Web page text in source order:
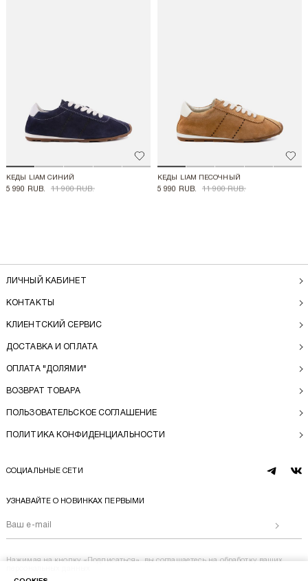
Добавить в избранное
КЕДЫ LIAM СИНИЙ
5 990 RUB. 11 900 RUB.
КЕДЫ LIAM ПЕСОЧНЫЙ
5 990 RUB. 11 900 RUB.
ЛИЧНЫЙ КАБИНЕТ
КОНТАКТЫ
КЛИЕНТСКИЙ СЕРВИС
ДОСТАВКА И ОПЛАТА
ОПЛАТА "ДОЛЯМИ"
ВОЗВРАТ ТОВАРА
ПОЛЬЗОВАТЕЛЬСКОЕ СОГЛАШЕНИЕ
ПОЛИТИКА КОНФИДЕНЦИАЛЬНОСТИ
СОЦИАЛЬНЫЕ СЕТИ
telegram
vk
УЗНАВАЙТЕ О НОВИНКАХ ПЕРВЫМИ
Нажимая на кнопку «Подписаться», вы соглашаетесь на обработку ваших